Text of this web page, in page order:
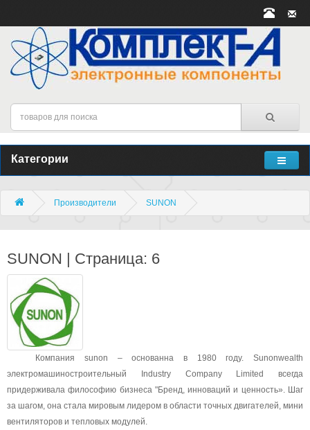
Категории
Производители SUNON
SUNON | Страница: 6
Компания sunon –основанна в 1980 году. Sunonwealth
электромашиностроительный Industry Company Limited всегда
придерживала философию бизнеса "Бренд, инноваций и ценность». Шаг
за шагом, она стала мировым лидером в области точных двигателей, мини
вентиляторов и тепловых модулей.